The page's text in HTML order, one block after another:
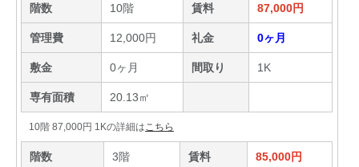
階数 10階 賃料 87,000円
管理費 12,000円 礼金 0ヶ月
敷金 0ヶ月 間取り 1K
専有面積 20.13㎡
10階 87,000円 1Kの詳細は こちら
階数 3階 賃料 85,000円